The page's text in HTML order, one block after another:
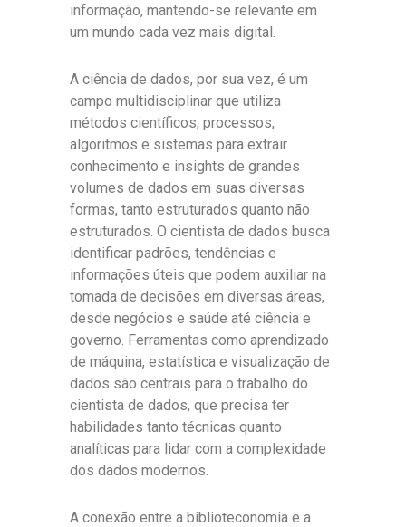
informação, mantendo-se relevante em
um mundo cada vez mais digital.
A ciência de dados, por sua vez, é um
campo multidisciplinar que utiliza
métodos científicos, processos,
algoritmos e sistemas para extrair
conhecimento e insights de grandes
volumes de dados em suas diversas
formas, tanto estruturados quanto não
estruturados. O cientista de dados busca
identificar padrões, tendências e
informações úteis que podem auxiliar na
tomada de decisões em diversas áreas,
desde negócios e saúde até ciência e
governo. Ferramentas como aprendizado
de máquina, estatística e visualização de
dados são centrais para o trabalho do
cientista de dados, que precisa ter
habilidades tanto técnicas quanto
analíticas para lidar com a complexidade
dos dados modernos.
A conexão entre a biblioteconomia e a